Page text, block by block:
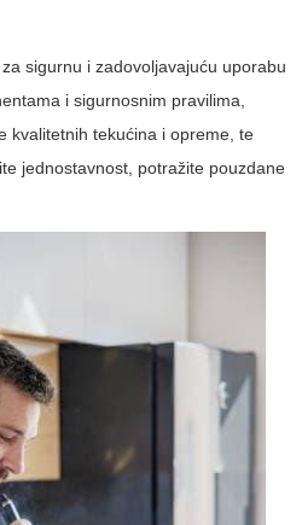
sigurnu i zadovoljavajuću uporabu
i sigurnosnim pravilima,
kvalitetnih tekućina i opreme, te
jednostavnost, potražite pouzdane